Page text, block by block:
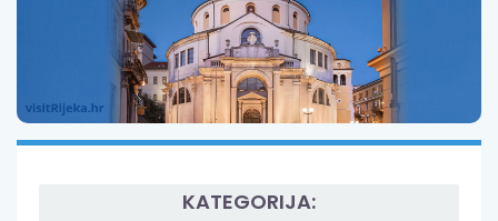
KATEGORIJA: